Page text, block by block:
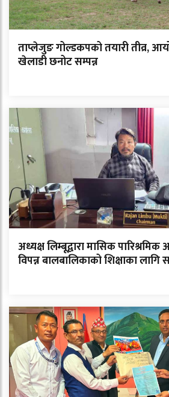
ताप्लेजुङ गोल्डकपको तयारी तीव्र,
खेलाडी छनोट सम्पन्न
अध्यक्ष लिम्बूद्वारा मासिक
विपन्न बालबालिकाको शिक्षाका लागि